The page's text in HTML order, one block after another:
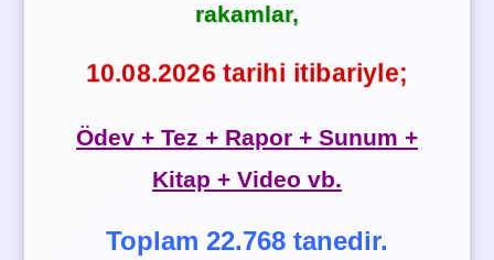
rakamlar,
10.08.2026 tarihi itibariyle;
Ödev + Tez + Rapor + Sunum +
Kitap + Video vb.
Toplam 22.768 tanedir.